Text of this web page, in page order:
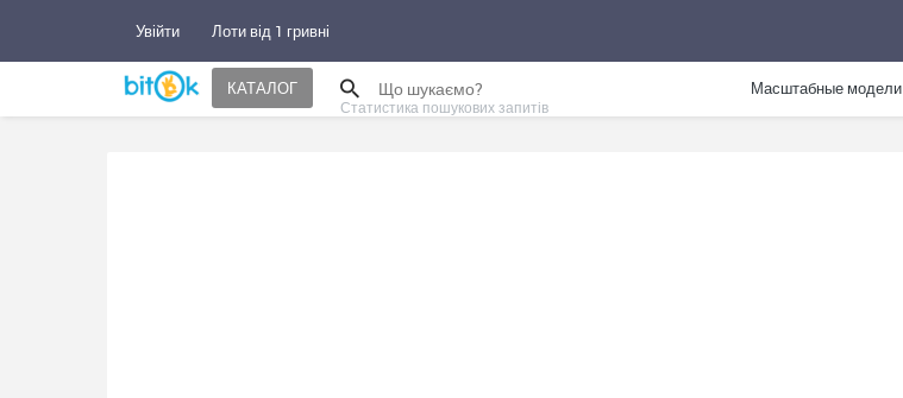
Увійти Лоти від 1 гривні
КАТАЛОГ
Статистика пошукових запитів
Масштабные модели